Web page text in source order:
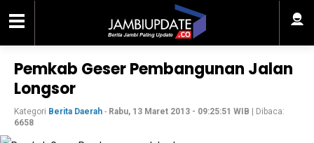
Pemkab Geser Pembangunan Jalan
Longsor
Kategori Berita Daerah - Rabu, 13 Maret 2013 - 09:25:51 WIB | Dibaca:
6658